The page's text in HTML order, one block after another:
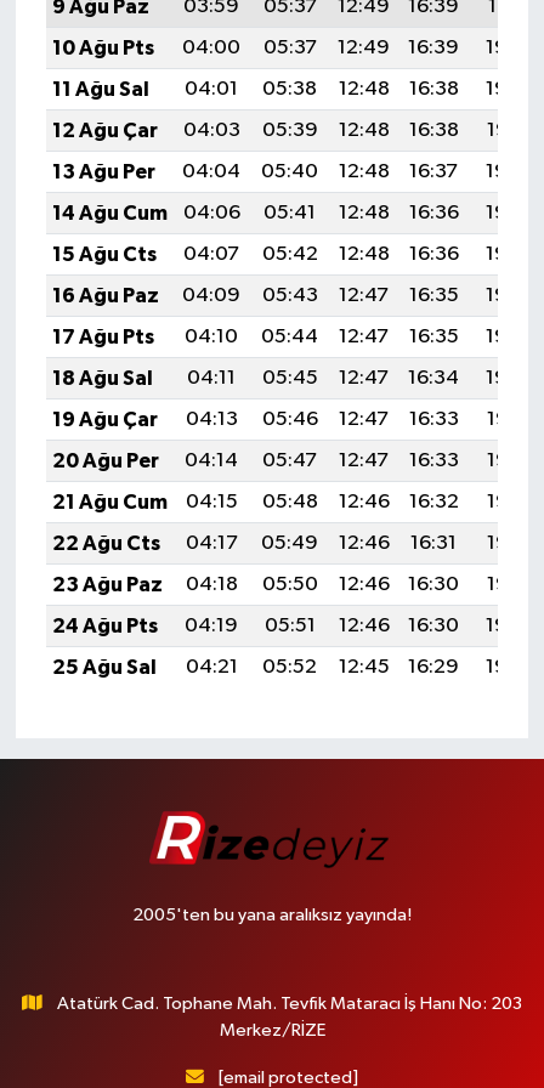
9 Ağu Paz 03:59 05:37 12:49 16:39
19:51
10 Ağu Pts
04:00 05:37 12:49 16:39
19:50
11 Ağu Sal
04:01 05:38 12:48 16:38
19:48
12 Ağu Çar
04:03 05:39 12:48 16:38
19:47
13 Ağu Per
04:04 05:40 12:48 16:37
19:46
14 Ağu Cum
04:06 05:41 12:48 16:36
19:44
15 Ağu Cts
04:07 05:42 12:48 16:36
19:43
16 Ağu Paz
04:09 05:43 12:47 16:35
19:42
17 Ağu Pts
04:10 05:44 12:47 16:35
19:40
18 Ağu Sal
04:11 05:45 12:47 16:34
19:39
19 Ağu Çar
04:13 05:46 12:47 16:33
19:38
20 Ağu Per
04:14 05:47 12:47 16:33
19:36
21 Ağu Cum
04:15 05:48 12:46 16:32
19:35
22 Ağu Cts
04:17 05:49 12:46 16:31
19:33
23 Ağu Paz
04:18 05:50 12:46 16:30
19:32
24 Ağu Pts
04:19 05:51 12:46 16:30
19:30
25 Ağu Sal
04:21 05:52 12:45 16:29 19:29
2005'ten bu yana aralıksız yayında!
Atatürk Cad. Tophane Mah. Tevfik Mataracı İş Hanı No: 203
Merkez/RİZE
[email protected]